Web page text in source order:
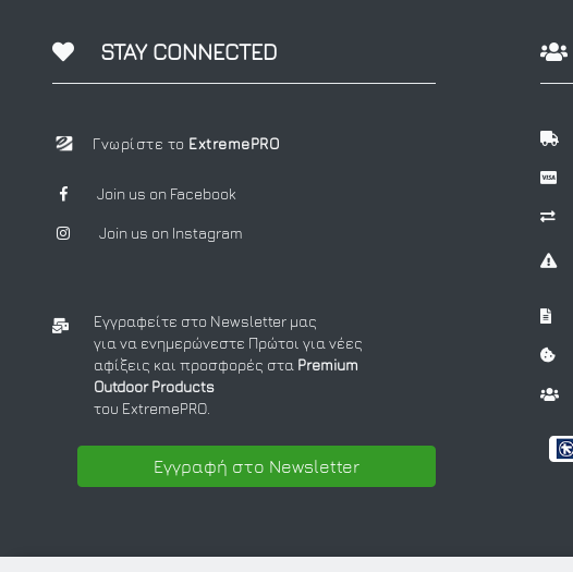
STAY CONNECTED
Γνωρίστε το ExtremePRO
Join us on Facebook
Join us on Instagram
Εγγραφείτε στο Newsletter μας
για να ενημερώνεστε Πρώτοι για νέες
αφίξεις και προσφορές στα Premium
Outdoor Products
του ExtremePRO.
Εγγραφή στο Newsletter